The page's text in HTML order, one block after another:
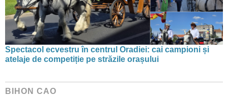
Spectacol ecvestru în centrul Oradiei: cai campioni și
atelaje de competiție pe străzile orașului
BIHON CAO